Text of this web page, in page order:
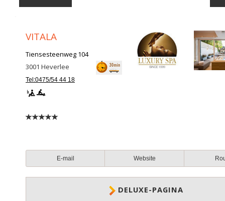
VITALA
Tiensesteenweg 104
3001 Heverlee
Tel:0475/54 44 18
E-mail Website
DELUXE-PAGINA